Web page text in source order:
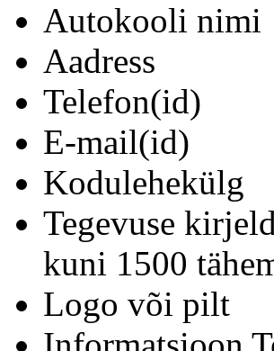
Autokooli nimi
Aadress
Telefon(id)
E-mail(id)
Kodulehekülg
Tegevuse
kuni 1500
Logo või pilt